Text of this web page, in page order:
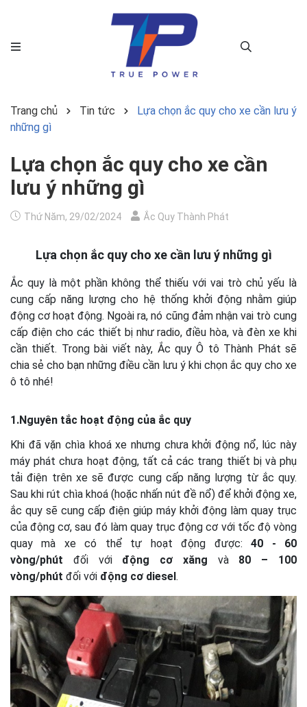
Trang chủ Tin tức
Lựa chọn ắc quy cho xe cần lưu ý
những gì
Lựa chọn ắc quy cho xe cần
lưu ý những gì
Thứ Năm, 29/02/2024 Ắc Quy Thành Phát
Lựa chọn ắc quy cho xe cần lưu ý những gì
Ắc quy là một phần không thể thiếu với vai trò chủ yếu là
cung cấp năng lượng cho hệ thống khởi động nhằm giúp
động cơ hoạt động. Ngoài ra, nó cũng đảm nhận vai trò cung
cấp điện cho các thiết bị như radio, điều hòa, và đèn xe khi
cần thiết. Trong bài viết này, Ắc quy Ô tô Thành Phát sẽ
chia sẻ cho bạn những điều cần lưu ý khi chọn ắc quy cho xe
ô tô nhé!
1.Nguyên tắc hoạt động của ắc quy
Khi đã vặn chìa khoá xe nhưng chưa khởi động nổ, lúc này
máy phát chưa hoạt động, tất cả các trang thiết bị và phụ
tải điện trên xe sẽ được cung cấp năng lượng từ ắc quy.
Sau khi rút chìa khoá (hoặc nhấn nút đề nổ) để khởi động xe,
ắc quy sẽ cung cấp điện giúp máy khởi động làm quay trục
của động cơ, sau đó làm quay trục động cơ với tốc độ vòng
quay mà xe có thể tự hoạt động được:40 - 60
vòng/phút đối với động cơ xăng và 80 – 100
vòng/phút đối với động cơ diesel.